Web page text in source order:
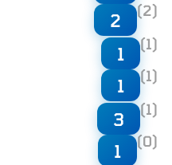
2 (2)
1 (1)
1 (1)
3 (1)
1 (0)